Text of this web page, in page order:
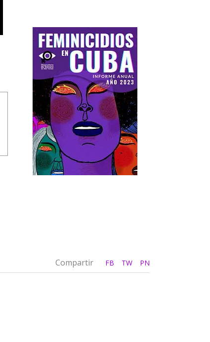
Compartir FB TW PN